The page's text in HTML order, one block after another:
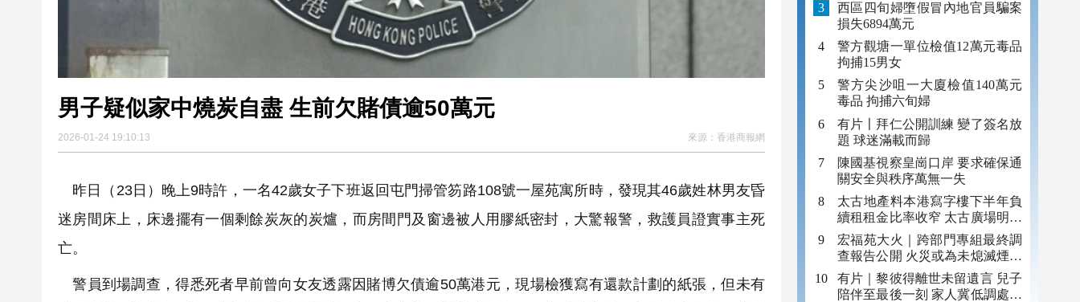
男子疑似家中燒炭自盡 生前欠賭債逾50萬元
2026-01-24 19:10:13 來源： 香港商報網
昨日（23日）晚上9時許，一名42歲女子下班返回屯門掃管笏路108號一屋苑寓所時，發現其46歲姓林男友昏
迷房間床上，床邊擺有一個剩餘炭灰的炭爐，而房間門及窗邊被人用膠紙密封，大驚報警，救護員證實事主死
亡。
警員到場調查，得悉死者早前曾向女友透露因賭博欠債逾50萬港元，現場檢獲寫有還款計劃的紙張，但未有
西區四旬婦墮假冒內地官員騙案
損失6894萬元
警方觀塘一單位檢值12萬元毒品
拘捕15男女
警方尖沙咀一大廈檢值140萬元
毒品 拘捕六旬婦
有片〡拜仁公開訓練 變了簽名放
題 球迷滿載而歸
陳國基視察皇崗口岸 要求確保通
關安全與秩序萬無一失
太古地產料本港寫字樓下半年負
續租租金比率收窄 太古廣場明年
轉正
宏福苑大火｜跨部門專組最終調
查報告公開 火災或為未熄滅煙頭
引發
有片｜黎彼得離世未留遺言 兒子
陪伴至最後一刻 家人冀低調處理